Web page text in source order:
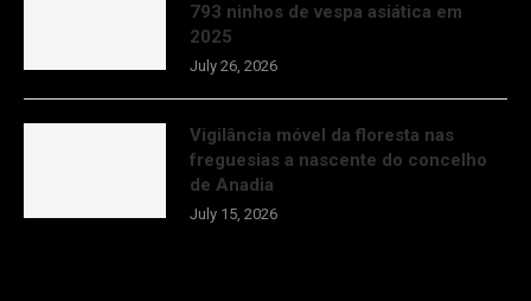
793 ninhos de vespa asiática em
2025
July 26, 2026
Vigilância móvel da floresta nas
freguesias a nascente do concelho
de Anadia
July 15, 2026